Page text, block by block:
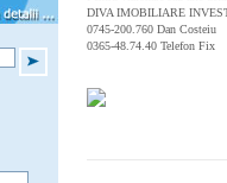
DIVA IMOBILIARE
0745-200.760 Dan Costeiu
0365-48.74.40 Telefon Fix